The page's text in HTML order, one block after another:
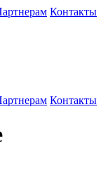
Контакты
Контакты